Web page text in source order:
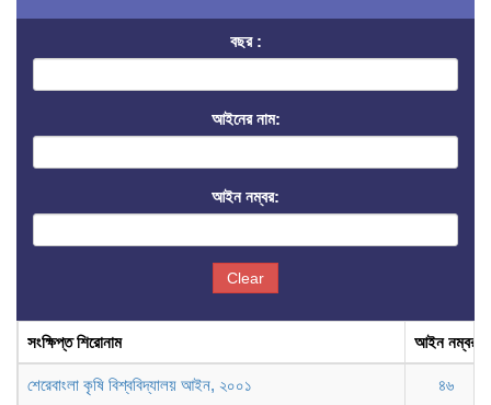
বছর :
আইনের নাম:
আইন নম্বর:
Clear
সংক্ষিপ্ত শিরোনাম আইন নম্বর
শেরেবাংলা কৃষি বিশ্ববিদ্যালয় আইন, ২০০১ ৪৬